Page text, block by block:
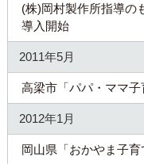
(株)岡村製作所指導の
導入開始
2011年5月
高梁市「パパ・ママ
2012年1月
岡山県「おかやま子